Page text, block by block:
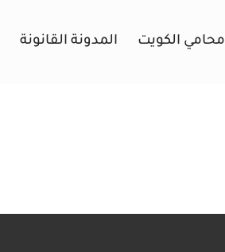
محامي الكويت المدونة القانونة